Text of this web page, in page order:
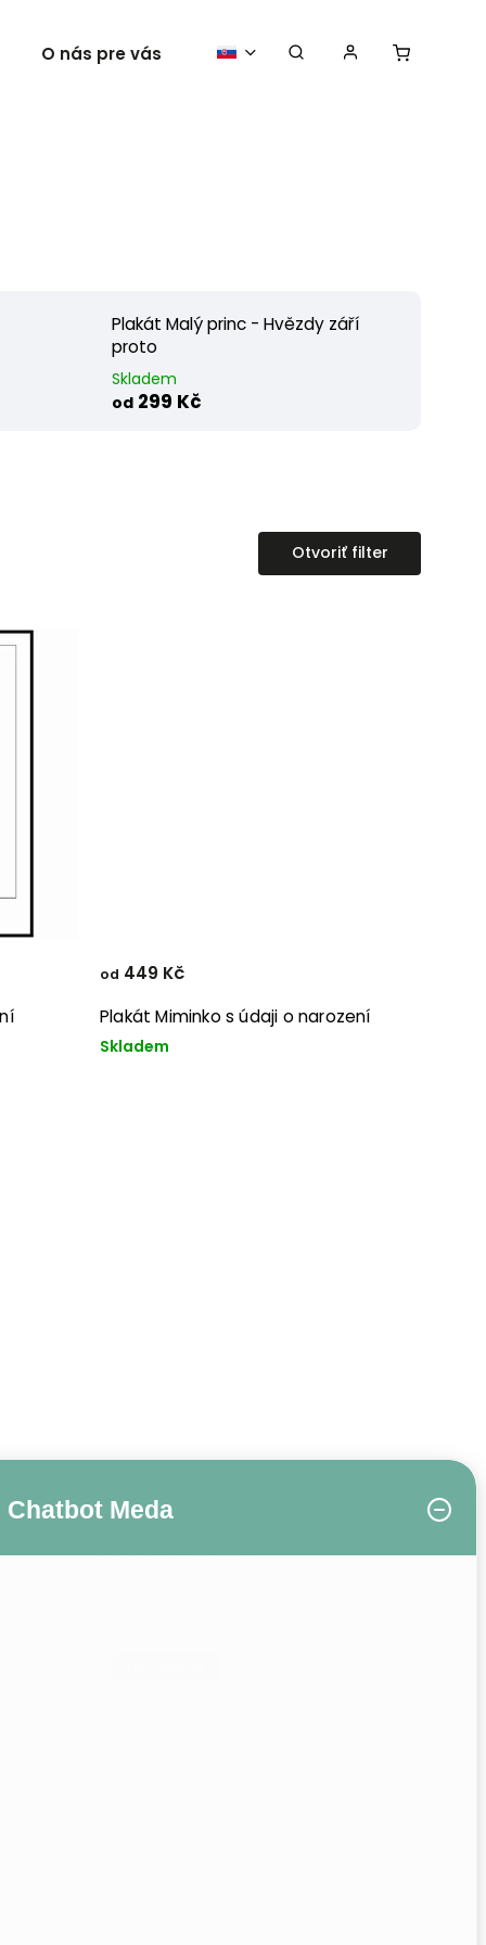
O nás pre vás Vaše plagáty
Plakát Malý princ - Hvězdy září
proto
Skladem
od 299 Kč
Otvoriť filter
Plakát Miminko s údaji o narození
Skladem
od 449 Kč
Plakát První písmeno jména
Skladem
Chatbot Meda